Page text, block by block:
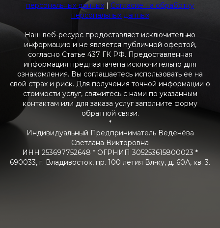
персональных данных | Согласие на обработку
персональных данных
Наш веб-ресурс предоставляет исключительно
информацию и не является публичной офертой,
согласно Статье 437 ГК РФ. Предоставленная
информация предназначена исключительно для
ознакомления. Вы соглашаетесь использовать ее на
свой страх и риск. Для получения точной информации о
стоимости услуг, свяжитесь с нами по указанным
контактам или для заказа услуг заполните форму
обратной связи.
*
Индивидуальный Предприниматель Веденёва
Светлана Викторовна
ИНН 253697752648 * ОГРНИП 305253615800023 *
690033, г. Владивосток, пр. 100 летия Вл-ку, д. 60А, кв. 3.